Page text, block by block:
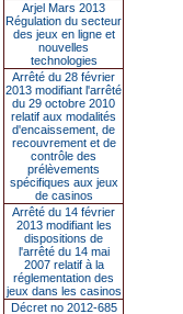
Arjel Mars 2013
Régulation du secteur
des jeux en ligne et
nouvelles
technologies
Arrêté du 28 février
2013 modifiant l'arrêté
du 29 octobre 2010
relatif aux modalités
d'encaissement, de
recouvrement et de
contrôle des
prélèvements
spécifiques aux jeux
de casinos
Arrêté du 14 février
2013 modifiant les
dispositions de
l'arrêté du 14 mai
2007 relatif à la
réglementation des
jeux dans les casinos
Décret no 2012-685